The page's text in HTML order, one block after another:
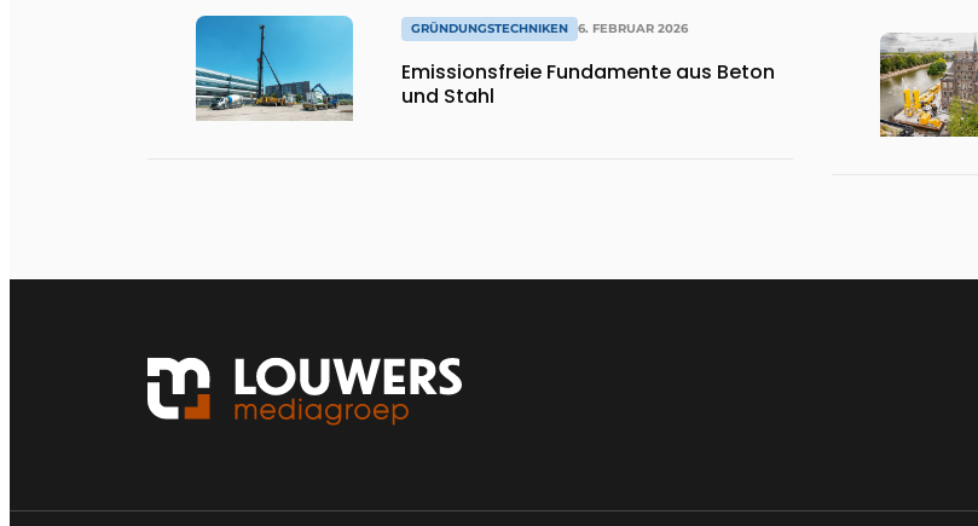
GRÜNDUNGSTECHNIKEN 6. FEBRUAR 2026
Emissionsfreie Fundamente aus Beton
und Stahl